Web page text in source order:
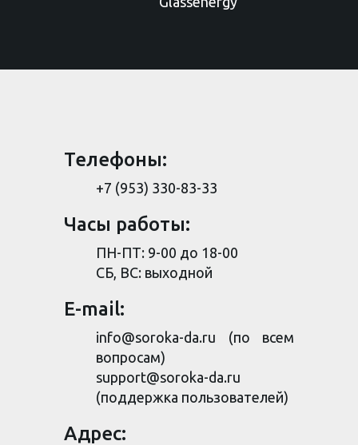
Телефоны:
+7 (953) 330-83-33
Часы работы:
ПН-ПТ: 9-00 до 18-00
СБ, ВС: выходной
E-mail:
info@soroka-da.ru (по всем
вопросам)
support@soroka-da.ru
(поддержка пользователей)
Адрес: